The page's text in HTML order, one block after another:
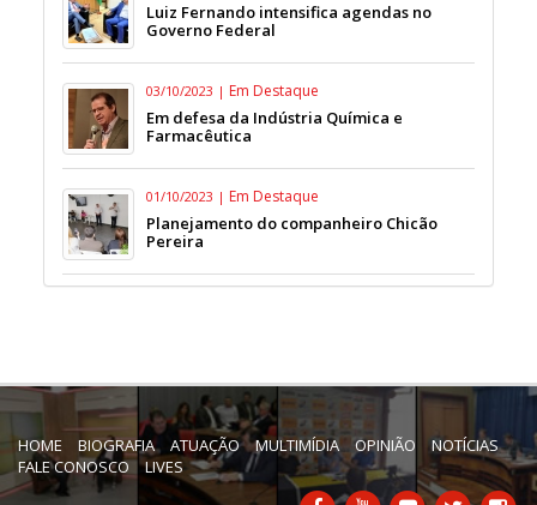
Luiz Fernando intensifica agendas no
Governo Federal
03/10/2023 | Em Destaque
Em defesa da Indústria Química e
Farmacêutica
01/10/2023 | Em Destaque
Planejamento do companheiro Chicão
Pereira
HOME BIOGRAFIA ATUAÇÃO MULTIMÍDIA OPINIÃO
NOTÍCIAS
FALE CONOSCO
LIVES